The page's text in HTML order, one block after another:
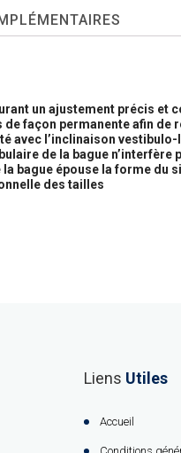
un ajustement précis et
façon permanente afin
avec l’inclinaison
de la bague n’interfère
bague épouse la forme du
des tailles
Liens Utiles
Accueil